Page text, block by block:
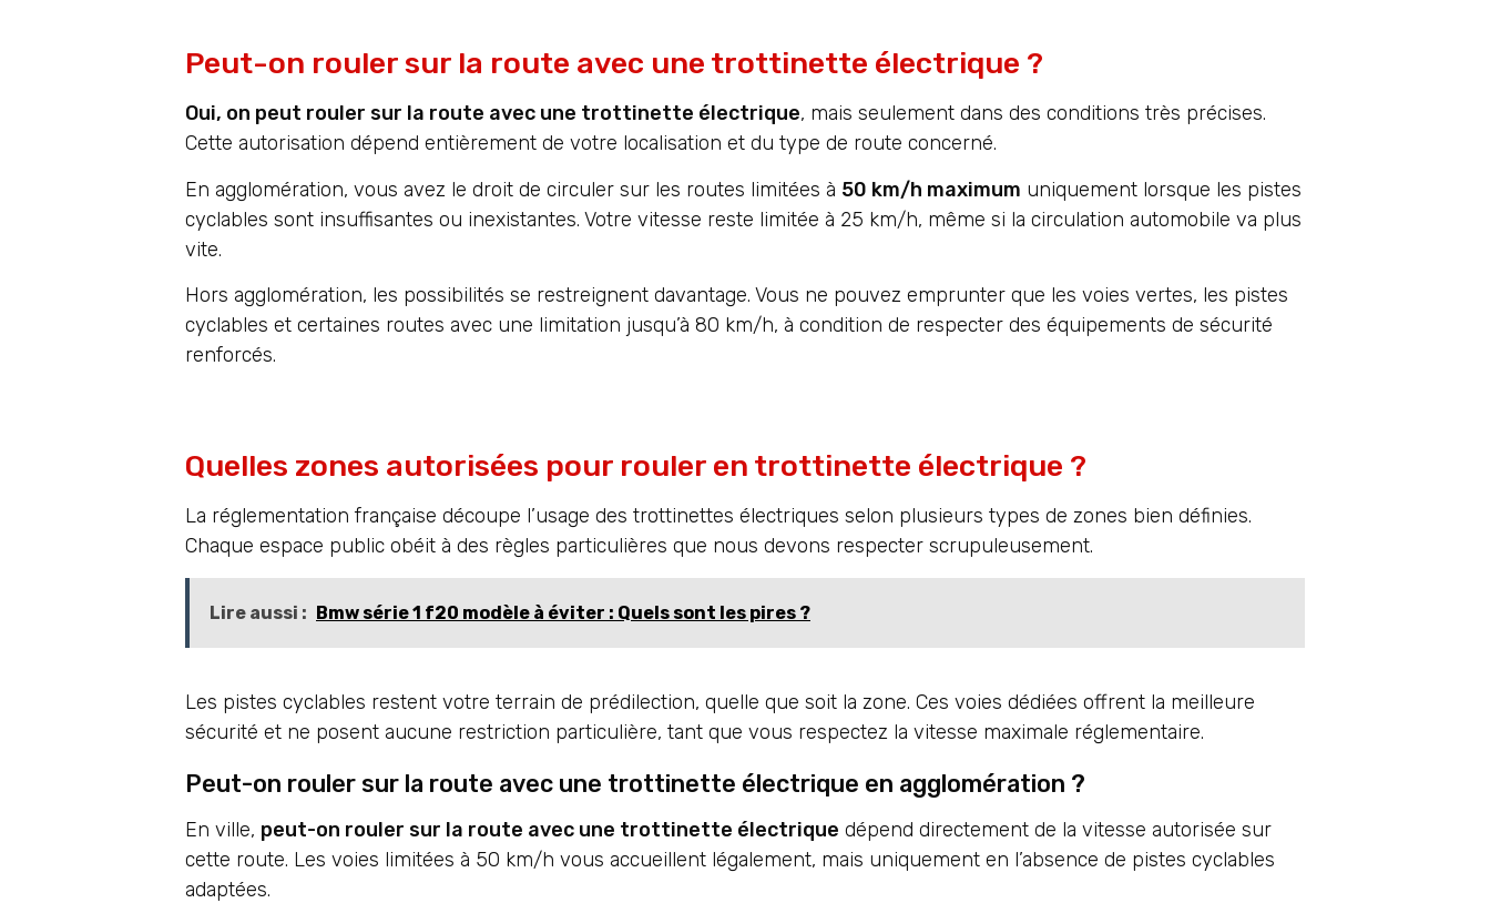
Peut-on rouler sur la route avec une trottinette électrique ?
Oui, on peut rouler sur la route avec une trottinette électrique, mais seulement dans des conditions très précises.
Cette autorisation dépend entièrement de votre localisation et du type de route concerné.
En agglomération, vous avez le droit de circuler sur les routes limitées à 50 km/h maximum uniquement lorsque les pistes
cyclables sont insuffisantes ou inexistantes. Votre vitesse reste limitée à 25 km/h, même si la circulation automobile va plus
vite.
Hors agglomération, les possibilités se restreignent davantage. Vous ne pouvez emprunter que les voies vertes, les pistes
cyclables et certaines routes avec une limitation jusqu’à 80 km/h, à condition de respecter des équipements de sécurité
renforcés.
Quelles zones autorisées pour rouler en trottinette électrique ?
La réglementation française découpe l’usage des trottinettes électriques selon plusieurs types de zones bien définies.
Chaque espace public obéit à des règles particulières que nous devons respecter scrupuleusement.
Lire aussi : Bmw série 1 f20 modèle à éviter : Quels sont les pires ?
Les pistes cyclables restent votre terrain de prédilection, quelle que soit la zone. Ces voies dédiées offrent la meilleure
sécurité et ne posent aucune restriction particulière, tant que vous respectez la vitesse maximale réglementaire.
Peut-on rouler sur la route avec une trottinette électrique en agglomération ?
En ville, peut-on rouler sur la route avec une trottinette électrique dépend directement de la vitesse autorisée sur
cette route. Les voies limitées à 50 km/h vous accueillent légalement, mais uniquement en l’absence de pistes cyclables
adaptées.